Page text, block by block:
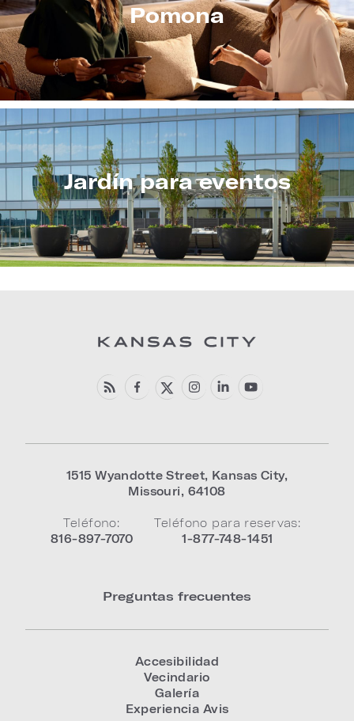
Pomona
Jardín para eventos
1515 Wyandotte Street, Kansas City,
Missouri, 64108
Teléfono:
816-897-7070
Teléfono para reservas:
1-877-748-1451
Preguntas frecuentes
Accesibilidad
Vecindario
Galería
Experiencia Avis